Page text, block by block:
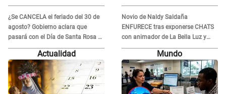
te lo voy a perdonar nunca"
¿Se CANCELA el feriado del 30 de
agosto? Gobierno aclara que
pasará con el Día de Santa Rosa de
Lima
te lo voy a perdonar nunca"
Novio de Naldy Saldaña
ENFURECE tras exponerse CHATS
con animador de La Bella Luz y
ADVIERTE: "Estúp@&# que cree
Actualidad Mundo